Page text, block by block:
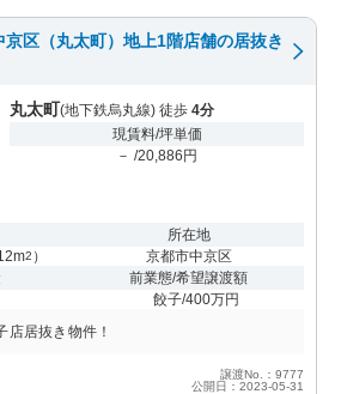
京区（丸太町）地上1階店舗の居抜き
丸太町(地下鉄烏丸線) 徒歩 4分
現賃料/坪単価
－ /20,886円
2 ）
所在地
京都市中京区
前業態/希望譲渡額
餃子/400万円
店居抜き物件！
譲渡No.：9777
公開日：2023-05-31